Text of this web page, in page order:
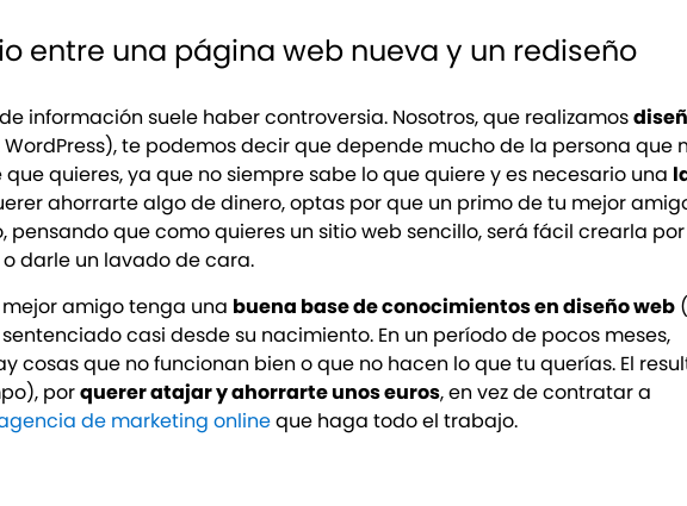
entre una página web nueva y un rediseño
información suele haber controversia. Nosotros, que realizamos
te podemos decir que depende mucho de la persona que
quieres, ya que no siempre sabe lo que quiere y es necesario una
ahorrarte algo de dinero, optas por que un primo de tu mejor
que como quieres un sitio web sencillo, será fácil crearla
darle un lavado de cara.
mejor amigo tenga una buena base de conocimientos en diseño web
casi desde su nacimiento. En un período de pocos meses,
cosas que no funcionan bien o que no hacen lo que tu querías. El
porquerer atajar y ahorrarte unos euros, en vez de contratar a
de marketing onlineque haga todo el trabajo.